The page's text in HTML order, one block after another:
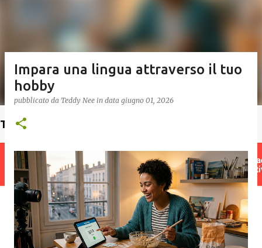
Trova un insegnante
Impara una lingua attraverso il tuo
hobby
pubblicato da Teddy Nee in data giugno 01, 2026